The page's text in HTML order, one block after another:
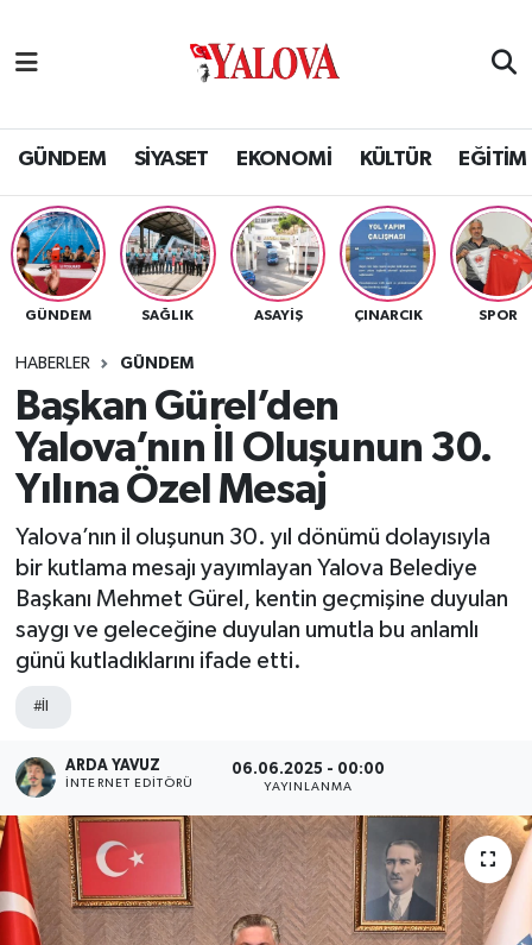
GÜNDEM SİYASET EKONOMİ KÜLTÜR EĞİTİM
GÜNDEM SAĞLIK ASAYİŞ ÇINARCIK SPOR
HABERLER GÜNDEM
Başkan Gürel’den
Yalova’nın İl Oluşunun 30.
Yılına Özel Mesaj
Yalova’nın il oluşunun 30. yıl dönümü dolayısıyla
bir kutlama mesajı yayımlayan Yalova Belediye
Başkanı Mehmet Gürel, kentin geçmişine duyulan
saygı ve geleceğine duyulan umutla bu anlamlı
günü kutladıklarını ifade etti.
#İl
ARDA YAVUZ
İNTERNET EDITÖRÜ
06.06.2025 - 00:00
YAYINLANMA
SİYASET
EKONOMİ
KÜLTÜR
BİLİM VE TEKNOLOJİ
ASAYİŞ
SPOR
ULUSAL
RESMİ İLAN
Yalova Nöbetçi Eczaneler
Yalova Hava Durumu
Yalova Namaz Vakitleri
Yalova Trafik Yoğunluk Haritası
Tüm Manşetler
Son Dakika Haberleri